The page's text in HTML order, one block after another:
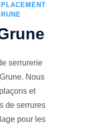
serrurerie
Nous
et
de serrures
pour les